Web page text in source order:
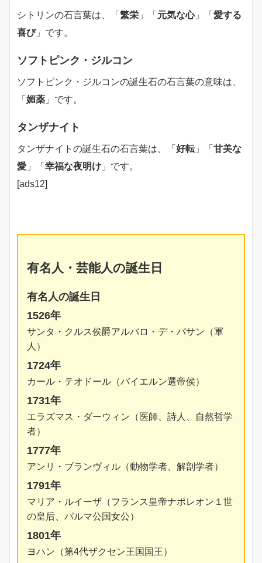
シトリンの石言葉は、「 繁栄 」「 元気な心」「 愛する
喜び」です。
ソフトピンク・ジルコン
ソフトピンク・ジルコンの誕生石の石言葉の意味は、
「 媚薬 」です。
タンザナイト
タンザナイトの誕生石の石言葉は、「 好転」「 甘美な
愛 」「 幸福な夜明け 」です。
[ads12]
有名人・芸能人の誕生日
有名人の誕生日
1526年
サンタ・クルス侯爵アルバロ・デ・バサン（軍
人）
1724年
カール・テオドール（バイエルン選帝侯）
1731年
エラズマス・ダーウィン（医師、詩人、自然哲学
者）
1777年
アンリ・ブランヴィル（動物学者、解剖学者）
1791年
マリア・ルイーザ（フランス皇帝ナポレオン１世
の皇后、パルマ公国女公）
1801年
ヨハン（第4代ザクセン王国国王）